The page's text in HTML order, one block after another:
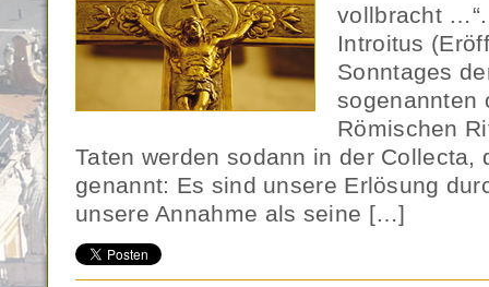
vollbracht
Introitus
Sonntages
sogenannten
Römischen
Taten werden sodann in der Collecta,
genannt: Es sind unsere Erlösung
unsere Annahme als seine […]